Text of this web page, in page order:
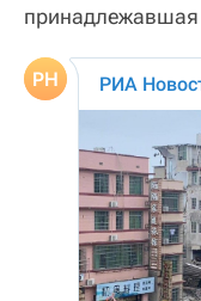
принадлежавшая